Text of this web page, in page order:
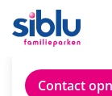
ContactOver